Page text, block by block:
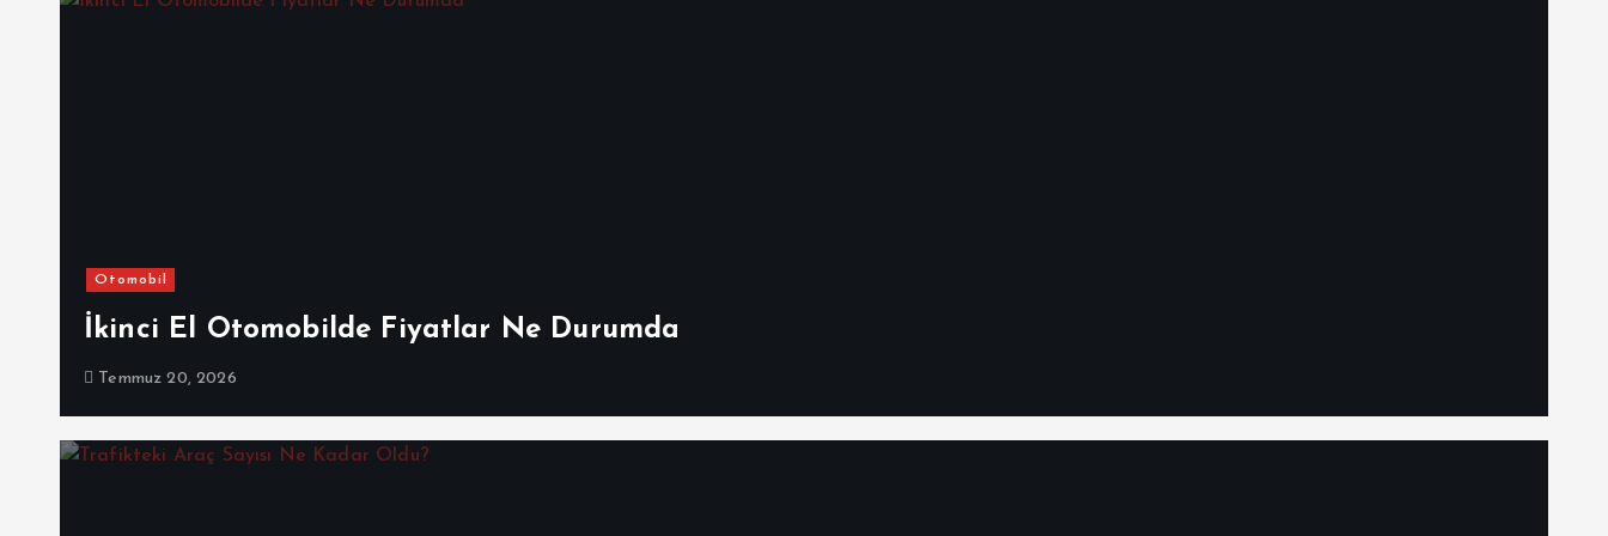
Otomobil
İkinci El Otomobilde Fiyatlar Ne Durumda
Temmuz 20, 2026